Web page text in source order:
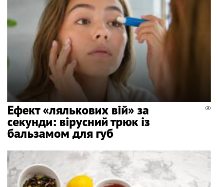
Ефект «лялькових вій» за
секунди: вірусний трюк із
бальзамом для губ